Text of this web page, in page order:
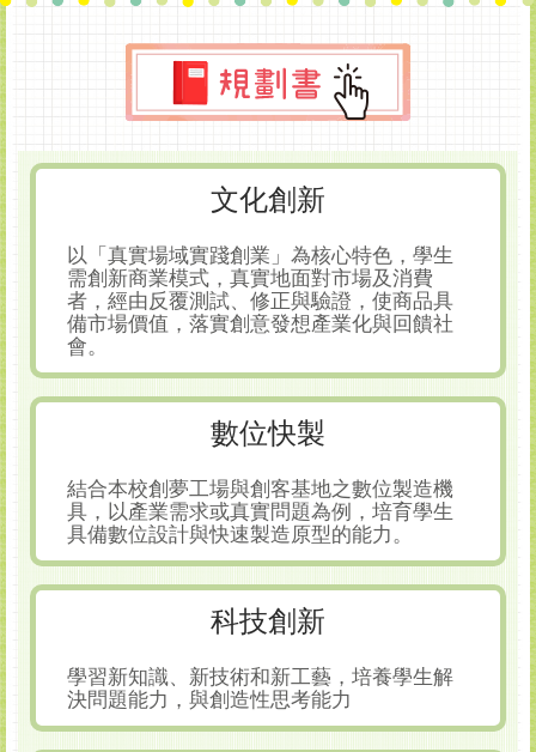
文化創新
以「真實場域實踐創業」為核心特色，學生
需創新商業模式，真實地面對市場及消費
者，經由反覆測試、修正與驗證，使商品具
備市場價值，落實創意發想產業化與回饋社
會。
數位快製
結合本校創夢工場與創客基地之數位製造機
具，以產業需求或真實問題為例，培育學生
具備數位設計與快速製造原型的能力。
科技創新
學習新知識、新技術和新工藝，培養學生解
決問題能力，與創造性思考能力